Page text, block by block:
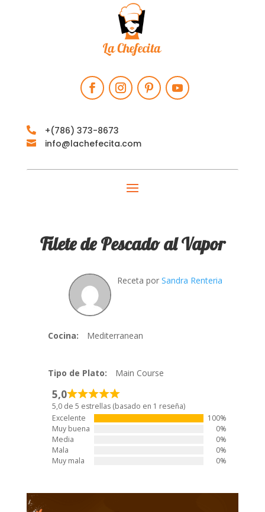
 +‪(786) 373-8673‬
 info@lachefecita.com
Filete de Pescado al Vapor
Receta porSandra Renteria
Cocina: Mediterranean
Tipo de Plato: Main Course
5,0
5,0 de 5 estrellas (basado en 1 reseña)
Excelente
100%
Muy buena
0%
Media
0%
Mala
0%
Muy mala
0%